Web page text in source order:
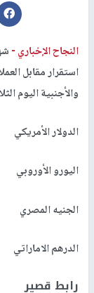
النجاح الإخباري -
استقرار مقابل
والأجنبية اليوم الثلاثاء الموافق 1-
الدولار الأمريكي 3.75
اليورو الأوروبي 4.61
الجنيه المصري 0.21
الدرهم الاماراتي 1.02
رابط قصير